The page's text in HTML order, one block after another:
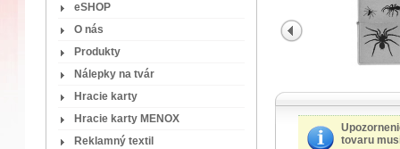
eSHOP
O nás
Produkty
Nálepky na tvár
Hracie karty
Hracie karty MENOX
Reklamný textil
tovaru